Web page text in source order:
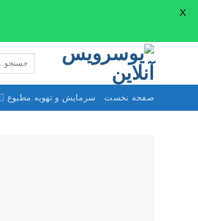
صفحه نخست سرمایش و تهویه مطبوع
X